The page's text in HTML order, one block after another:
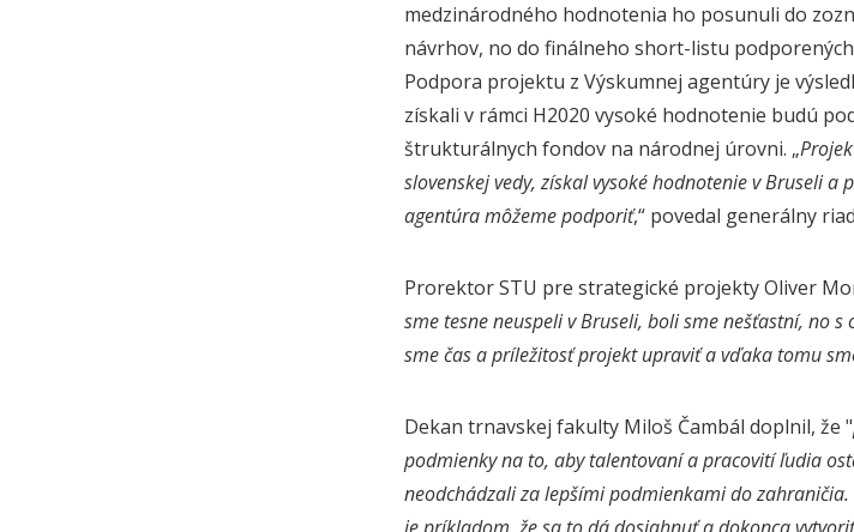
medzinárodného hodnotenia ho posunuli do
návrhov, no do finálneho short-listu
Podpora projektu z Výskumnej agentúry je
získali v rámci H2020 vysoké hodnotenie budú
štrukturálnych fondov na národnej úrovni. „
slovenskej vedy, získal vysoké hodnotenie v Bruseli
agentúra môžeme podporiť,“ povedal generálny
Prorektor STU pre strategické projekty Oliver
sme tesne neuspeli v Bruseli, boli sme nešťastní, no
sme čas a príležitosť projekt upraviť a vďaka tomu
Dekan trnavskej fakulty Miloš Čambál doplnil, že "
podmienky na to, aby talentovaní a pracovití ľudia
neodchádzali za lepšími podmienkami do